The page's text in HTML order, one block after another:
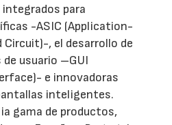
para
-ASIC (Application-
, el desarrollo de
usuario –GUI
e innovadoras
inteligentes.
gama de productos,